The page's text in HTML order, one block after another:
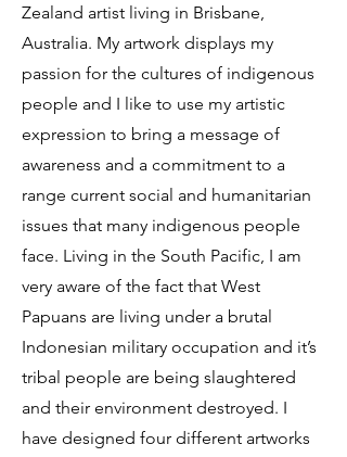
Zealand artist living in Brisbane,
Australia. My artwork displays my
passion for the cultures of indigenous
people and I like to use my artistic
expression to bring a message of
awareness and a commitment to a
range current social and humanitarian
issues that many indigenous people
face. Living in the South Pacific, I am
very aware of the fact that West
Papuans are living under a brutal
Indonesian military occupation and it’s
tribal people are being slaughtered
and their environment destroyed. I
have designed four different artworks